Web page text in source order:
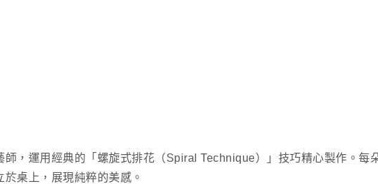
，運用經典的「螺旋式排花（Spiral Technique）」技巧精心製作。每
桌上，展現純粹的美感。